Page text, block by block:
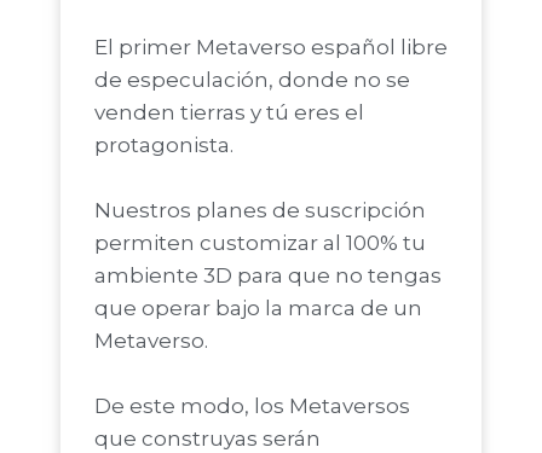
El primer Metaverso español libre
de especulación, donde no se
venden tierras y tú eres el
protagonista.
Nuestros planes de suscripción
permiten customizar al 100% tu
ambiente 3D para que no tengas
que operar bajo la marca de un
Metaverso.
De este modo, los Metaversos
que construyas serán